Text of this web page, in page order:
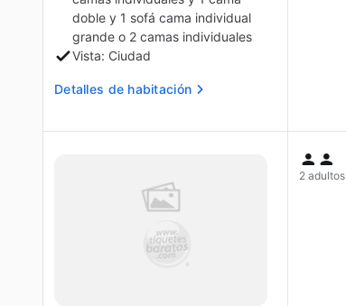
doble y 1 sofá cama individual
grande o 2 camas individuales
Vista: Ciudad
Detalles de habitación
2 adultos